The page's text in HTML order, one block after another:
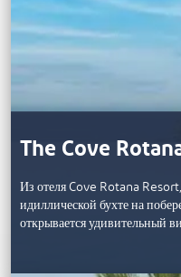
The Cove
Из отеля Cove Rotana
идиллической бухте на
открывается удивительный